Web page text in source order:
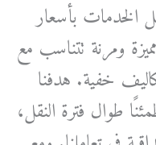
بأسعار
ومرنة تتناسب مع
خفية. هدفنا
طوال فترة النقل،